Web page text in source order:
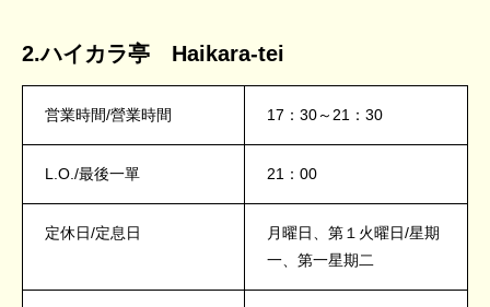
2.ハイカラ亭 Haikara-tei
営業時間/營業時間 17：30～21：30
L.O./最後一單 21：00
定休日/定息日
月曜日、第１火曜日/星期
一、第一星期二